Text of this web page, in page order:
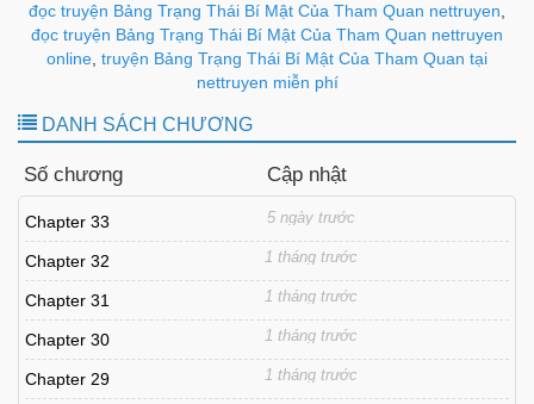
nhân vật được xây dựng có chiều sâu, tạo nên sức hút bền bỉ
theo từng chương.
đọc truyện Bảng Trạng Thái Bí Mật Của Tham Quan nettruyen
đọc truyện Bảng Trạng Thái Bí Mật Của Tham Quan nettruyen
online truyện Bảng Trạng Thái Bí Mật Của Tham Quan tại
nettruyen miễn phí
DANH SÁCH CHƯƠNG
Số chương Cập nhật
Chapter 33 5 ngày trước
Chapter 32 1 tháng trước
Chapter 31 1 tháng trước
Chapter 30 1 tháng trước
Chapter 29 1 tháng trước